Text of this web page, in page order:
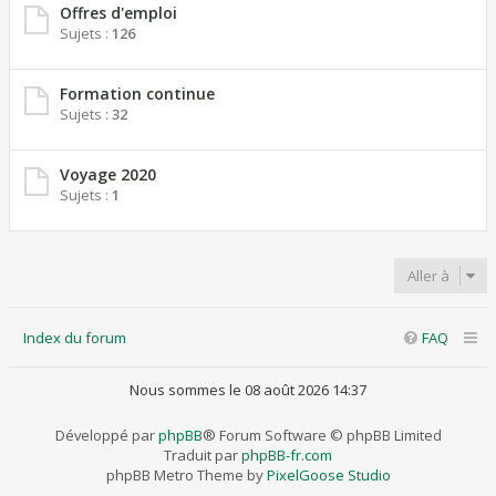
Offres d'emploi
Sujets : 126
Formation continue
Sujets : 32
Voyage 2020
Sujets : 1
Aller à
Index du forum FAQ
Nous sommes le 08 août 2026 14:37
Développé parphpBB® Forum Software © phpBB Limited
Traduit parphpBB-fr.com
phpBB Metro Theme byPixelGoose Studio